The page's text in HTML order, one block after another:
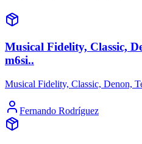
Musical Fidelity, Classic,
m6si..
Musical Fidelity, Classic, Denon,
Fernando Rodríguez